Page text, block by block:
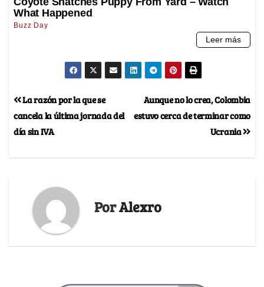
Aunque no lo crea, Colombia
estuvo cerca de terminar como
Ucrania
La razón por la que se
cancela la última jornada del
día sin IVA
PorAlexro